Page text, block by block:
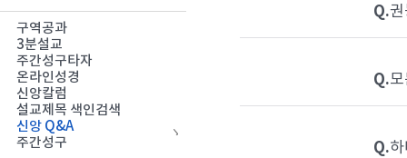
Q.
Q.
Q.
구역공과
3분설교
주간성구타자
온라인성경
신앙칼럼
설교제목 색인검색
신앙 Q&A
주간성구